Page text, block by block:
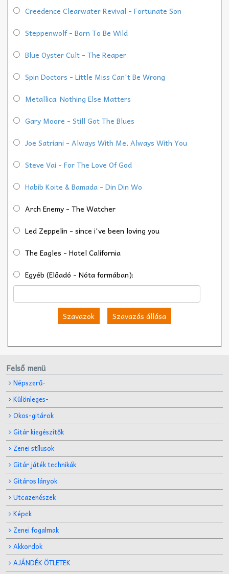
Creedence Clearwater Revival - Fortunate Son
Steppenwolf - Born To Be Wild
Blue Oyster Cult - The Reaper
Spin Doctors - Little Miss Can't Be Wrong
Metallica: Nothing Else Matters
Gary Moore - Still Got The Blues
Joe Satriani - Always With Me, Always With You
Steve Vai - For The Love Of God
Habib Koite & Bamada - Din Din Wo
Arch Enemy - The Watcher
Led Zeppelin - since i've been loving you
The Eagles - Hotel California
Egyéb (Előadó - Nóta formában):
Szavazok Szavazás állása
Felső menü
Népszerű-
Különleges-
Okos-gitárok
Gitár kiegészítők
Zenei stílusok
Gitár játék technikák
Gitáros lányok
Utcazenészek
Képek
Zenei fogalmak
Akkordok
AJÁNDÉK ÖTLETEK